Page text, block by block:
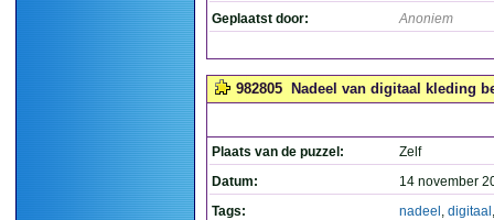
Geplaatst door: Anoniem
982805 Nadeel van digitaal kleding
Plaats van de puzzel:
Zelf
Datum:
14 november
Tags:
nadeel , digitaal